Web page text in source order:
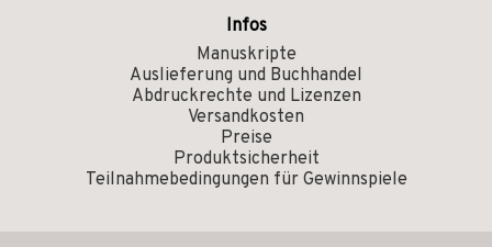
Infos
Manuskripte
Auslieferung und Buchhandel
Abdruckrechte und Lizenzen
Versandkosten
Preise
Produktsicherheit
Teilnahmebedingungen für Gewinnspiele